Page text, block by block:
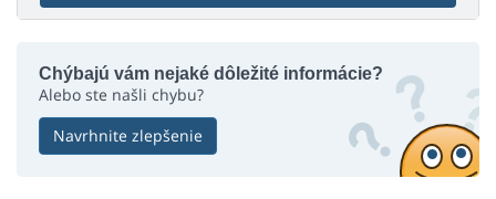
Chýbajú vám nejaké dôležité informácie?
Alebo ste našli chybu?
Navrhnite zlepšenie